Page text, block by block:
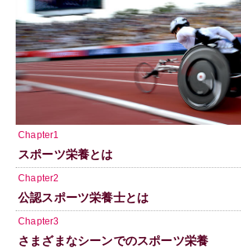
Chapter1
スポーツ栄養とは
Chapter2
公認スポーツ栄養士とは
Chapter3
さまざまなシーンでのスポーツ栄養